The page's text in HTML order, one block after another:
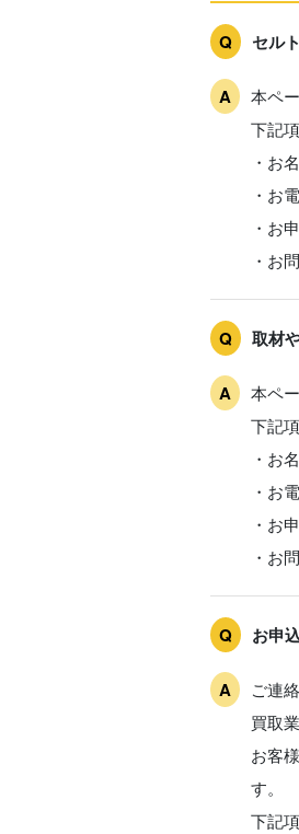
セル
本ペ
下記
・お
・お
・お
・お
取材
本ペ
下記
・お
・お
・お
・お
お申
ご連
買取
お客
す。
下記